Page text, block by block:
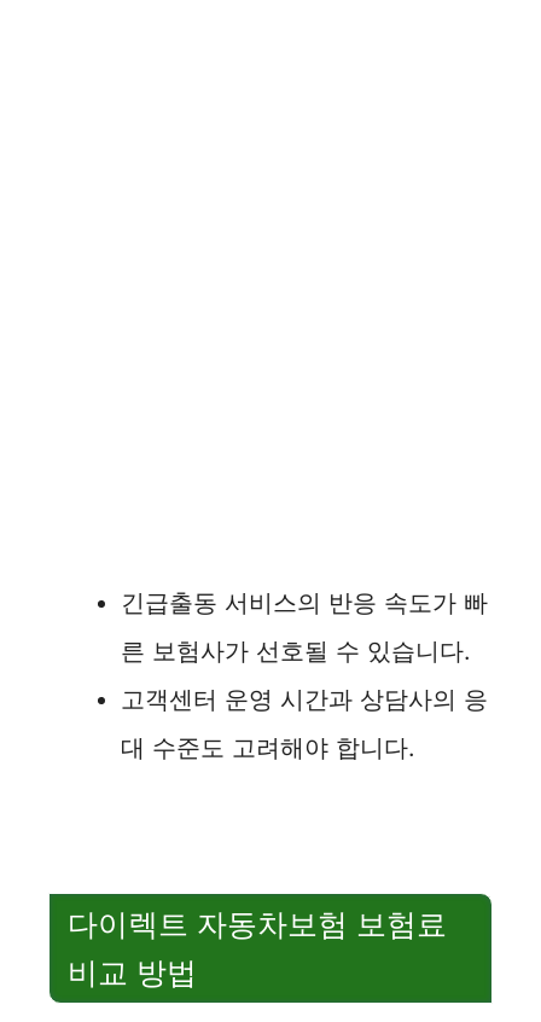
긴급출동 서비스의 반응 속도가 빠
른 보험사가 선호될 수 있습니다.
고객센터 운영 시간과 상담사의 응
대 수준도 고려해야 합니다.
다이렉트 자동차보험 보험료
비교 방법